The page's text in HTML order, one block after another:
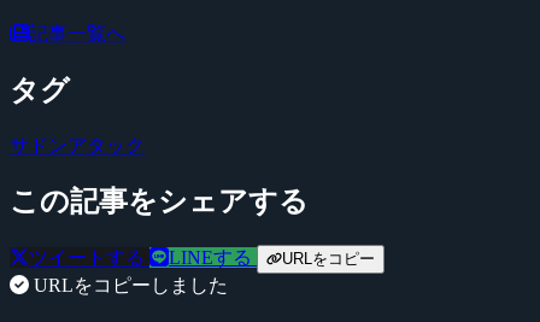
記事一覧へ
タグ
サドンアタック
この記事をシェアする
ツイートする LINEする URLをコピー
URLをコピーしました